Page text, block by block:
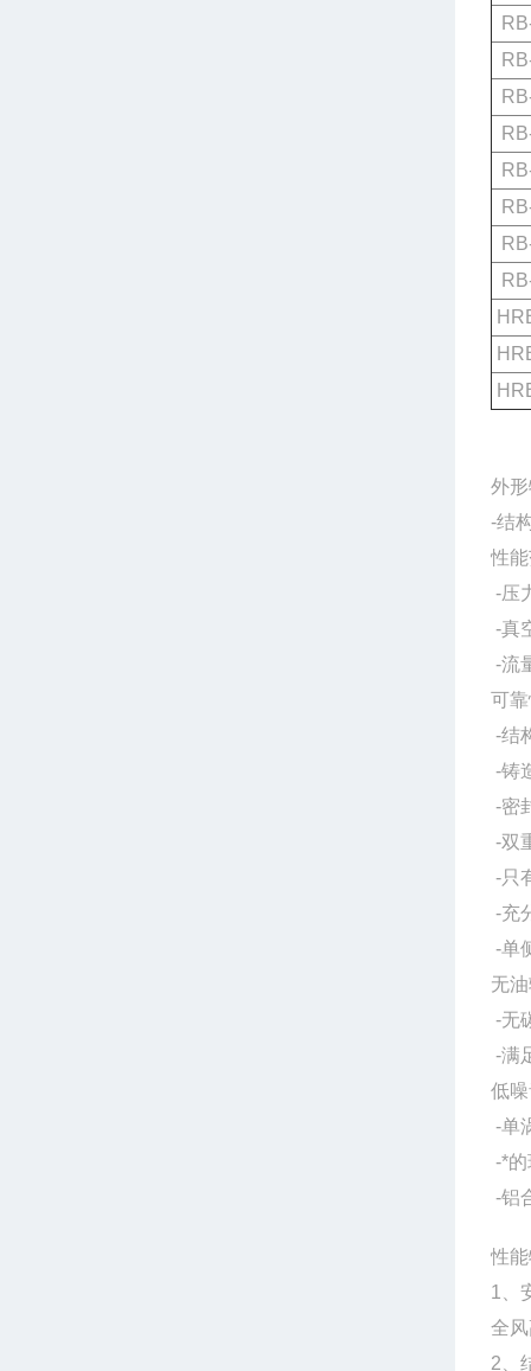
外
-结
性
-压
-真
-流
可
-结
-铸
-密
-双
-只
-充
-单
无
-无
-满
低
-单
-*
-铝
性
1、
全
2、